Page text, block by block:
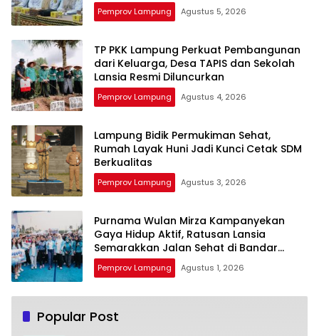
Pemprov Lampung Agustus 5, 2026
TP PKK Lampung Perkuat Pembangunan
dari Keluarga, Desa TAPIS dan Sekolah
Lansia Resmi Diluncurkan
Pemprov Lampung Agustus 4, 2026
Lampung Bidik Permukiman Sehat,
Rumah Layak Huni Jadi Kunci Cetak SDM
Berkualitas
Pemprov Lampung Agustus 3, 2026
Purnama Wulan Mirza Kampanyekan
Gaya Hidup Aktif, Ratusan Lansia
Semarakkan Jalan Sehat di Bandar
Lampung
Pemprov Lampung Agustus 1, 2026
Popular Post